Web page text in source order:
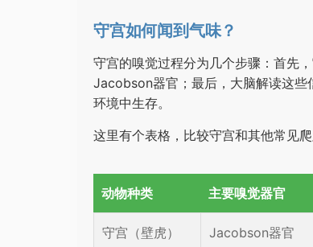
守宫如何闻到气味？
守宫的嗅觉过程分为几个步骤：首先
Jacobson器官；最后，大脑解读这些
环境中生存。
这里有个表格，比较守宫和其他常见
动物种类 主要嗅觉器官
守宫（壁虎） Jacobson器官